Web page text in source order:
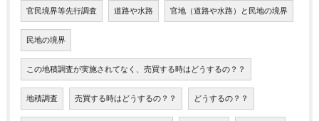
官民境界等先行調査 道路や水路 官地（道路や水路）と民地の境界
民地の境界
この地積調査が実施されてなく、売買する時はどうするの？？
地積調査 売買する時はどうするの？？ どうするの？？